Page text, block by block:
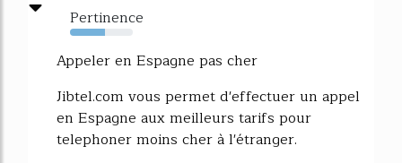
Pertinence
56%
Appeler en Espagne pas cher
Jibtel.com vous permet d'effectuer un appel
en Espagne aux meilleurs tarifs pour
telephoner moins cher à l'étranger.